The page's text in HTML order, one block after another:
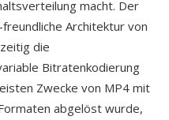
macht. Der
Architektur von
die
Bitratenkodierung
Zwecke von MP4 mit
abgelöst wurde,